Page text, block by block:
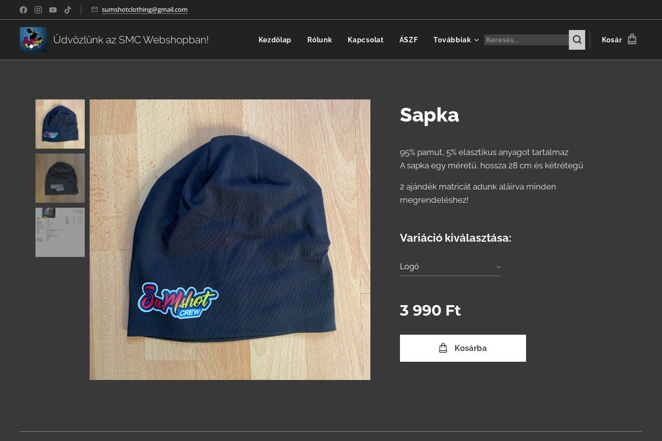
sumshotclothing@gmail.com
Üdvözlünk az SMC Webshopban! Kezdőlap Rólunk Kapcsolat ÁSZF Továbbiak Kosár
Sapka
95% pamut, 5% elasztikus anyagot tartalmaz
A sapka egy méretű, hossza 28 cm és kétrétegű
2 ajándék matricát adunk aláírva minden
megrendeléshez!
Variáció kiválasztása:
Logó
3 990 Ft
Kosárba